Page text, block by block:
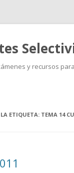
y recursos
ETIQUETA: TEMA 14